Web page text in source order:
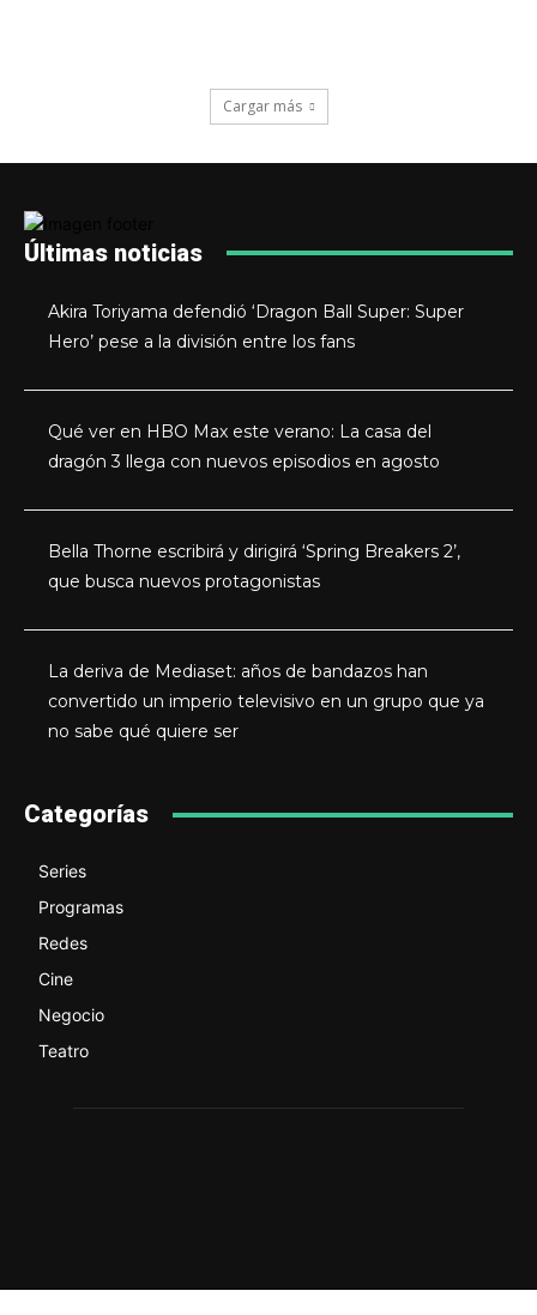
Cargar más
Últimas noticias
Akira Toriyama defendió ‘Dragon Ball Super: Super
Hero’ pese a la división entre los fans
Qué ver en HBO Max este verano: La casa del
dragón 3 llega con nuevos episodios en agosto
Bella Thorne escribirá y dirigirá ‘Spring Breakers 2’,
que busca nuevos protagonistas
La deriva de Mediaset: años de bandazos han
convertido un imperio televisivo en un grupo que ya
no sabe qué quiere ser
Categorías
Series
Programas
Redes
Cine
Negocio
Teatro